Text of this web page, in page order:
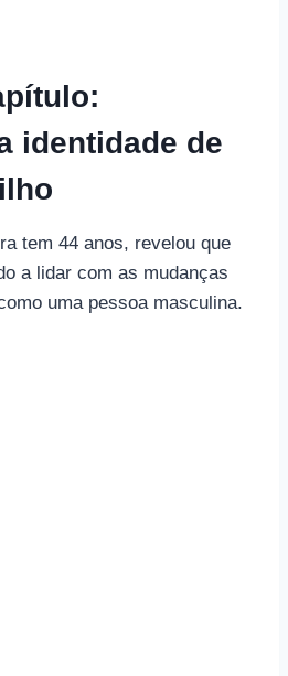
identidade de
tem 44 anos, revelou que
a lidar com as mudanças
uma pessoa masculina.